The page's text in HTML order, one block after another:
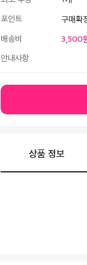
포인트
구매확
배송비 3,500
안내사항
상품 정보